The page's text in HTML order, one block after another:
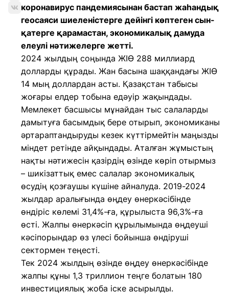
коронавирус пандемиясынан бастап жаһандық
геосаяси шиеленістерге дейінгі көптеген сын-
қатерге қарамастан, экономикалық дамуда
елеулі нәтижелерге жетті.
2024 жылдың соңында ЖІӨ 288 миллиард
долларды құрады. Жан басына шаққандағы ЖІӨ
14 мың доллардан асты. Қазақстан табысы
жоғары елдер тобына едәуір жақындады.
Мемлекет басшысы мұнайдан тыс салаларды
дамытуға басымдық бере отырып, экономиканы
әртараптандыруды кезек күттірмейтін маңызды
міндет ретінде айқындады. Аталған жұмыстың
нақты нәтижесін қазірдің өзінде көріп отырмыз
– шикізаттық емес салалар экономикалық
өсудің қозғаушы күшіне айналуда. 2019-2024
жылдар аралығында өңдеу өнеркәсібінде
өндіріс көлемі 31,4%-ға, құрылыста 96,3%-ға
өсті. Жалпы өнеркәсіп құрылымында өңдеуші
кәсіпорындар өз үлесі бойынша өндіруші
сектормен теңесті.
Тек 2024 жылдың өзінде өңдеу өнеркәсібінде
жалпы құны 1,3 триллион теңге болатын 180
инвестициялық жоба іске асырылды.